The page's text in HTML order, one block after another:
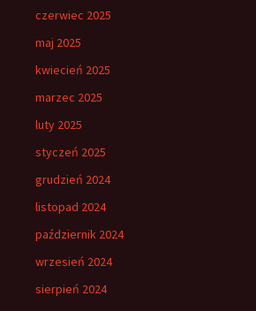
czerwiec 2025
maj 2025
kwiecień 2025
marzec 2025
luty 2025
styczeń 2025
grudzień 2024
listopad 2024
październik 2024
wrzesień 2024
sierpień 2024